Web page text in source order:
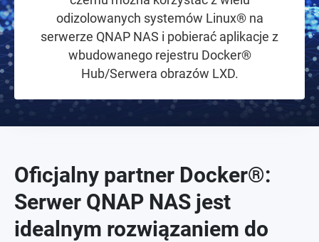
odizolowanych systemów Linux® na
serwerze QNAP NAS i pobierać aplikacje z
wbudowanego rejestru Docker®
Hub/Serwera obrazów LXD.
Oficjalny partner Docker®:
Serwer QNAP NAS jest
idealnym rozwiązaniem do